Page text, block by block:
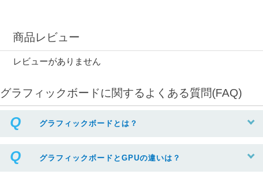
商品レビュー
レビューがありません
グラフィックボードに関するよくある質問(FAQ)
グラフィックボードとは？
グラフィックボードとGPUの違いは？